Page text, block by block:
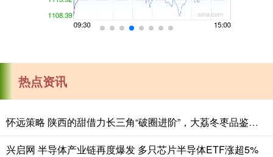
热点资讯
怀远策略 陕西的甜借力长三角“破圈进阶”，大荔冬枣品鉴会在沪举办
兴启网 半导体产业链再度爆发 多只芯片半导体ETF涨超5%